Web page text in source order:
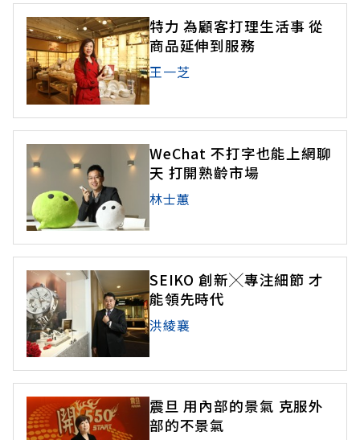
特力 為顧客打理生活事 從
商品延伸到服務
王一芝
WeChat 不打字也能上網聊
天 打開熟齡市場
林士蕙
SEIKO 創新╳專注細節 才
能領先時代
洪綾襄
震旦 用內部的景氣 克服外
部的不景氣